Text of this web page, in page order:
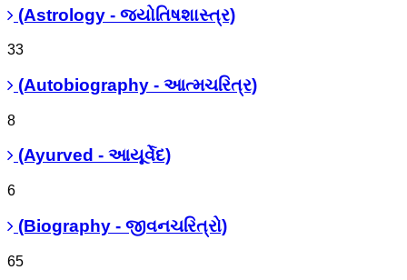
(Astrology - જ્યોતિષશાસ્ત્ર)
33
(Autobiography - આત્મચરિત્ર)
8
(Ayurved - આયૂર્વેદ)
6
(Biography - જીવનચરિત્રો)
65